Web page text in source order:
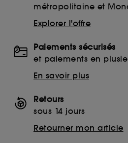
métropolitaine et
Explorer l'offre
Paiements sécurisés
et paiements en
En savoir plus
Retours
sous 14 jours
Retourner mon article